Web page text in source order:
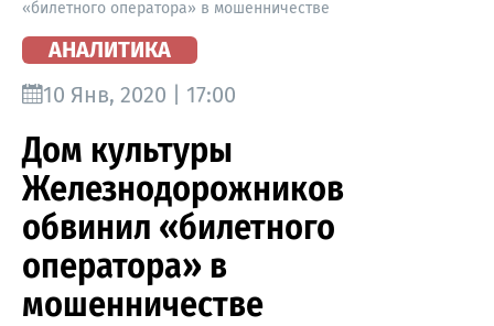
«билетного оператора» в мошенничестве
АНАЛИТИКА
10 Янв, 2020 | 17:00
Дом культуры
Железнодорожников
обвинил «билетного
оператора» в
мошенничестве